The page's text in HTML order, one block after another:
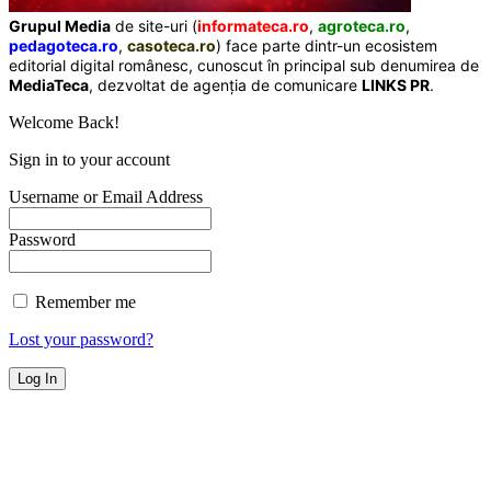
Grupul Media de site-uri (informateca.ro, agroteca.ro,
pedagoteca.ro, casoteca.ro) face parte dintr-un ecosistem
editorial digital românesc, cunoscut în principal sub denumirea de
MediaTeca, dezvoltat de agenția de comunicare LINKS PR.
Welcome Back!
Sign in to your account
Username or Email Address
Password
Remember me
Lost your password?